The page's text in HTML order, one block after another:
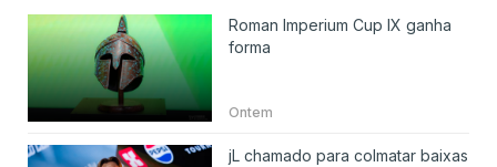
Roman Imperium Cup IX ganha
forma
Ontem
jL chamado para colmatar baixas